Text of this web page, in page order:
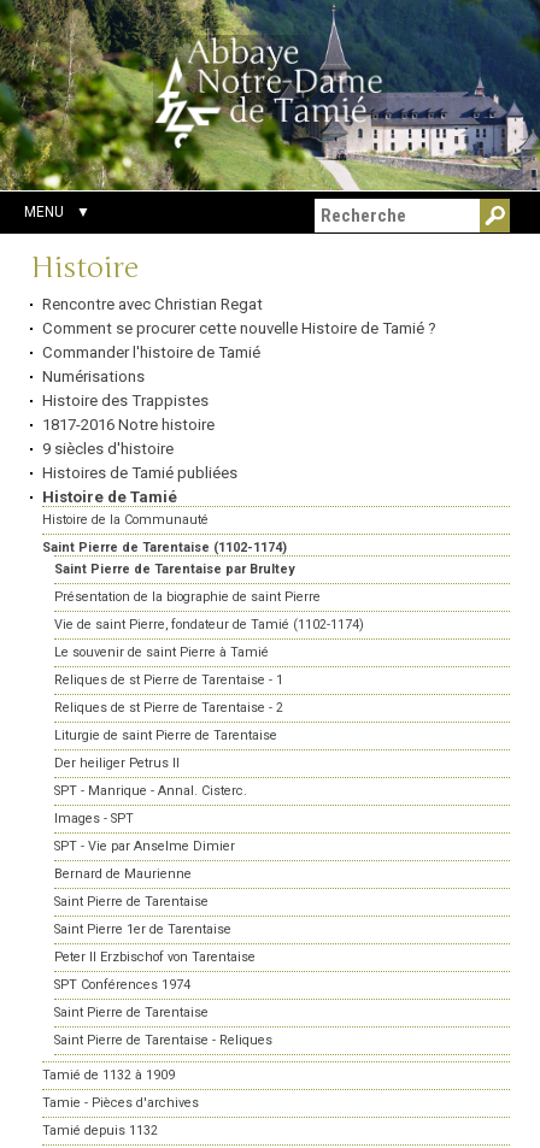
Aller
au
contenu.
|
Aller
à
la
navigation
Outils
personnels
Chercher par
Recherche
avancée…
MENU
Navigation
Histoire
Rencontre avec Christian Regat
Comment se procurer cette nouvelle Histoire de Tamié ?
Commander l'histoire de Tamié
Numérisations
Histoire des Trappistes
1817-2016 Notre histoire
9 siècles d'histoire
Histoires de Tamié publiées
Histoire de Tamié
Histoire de la Communauté
Saint Pierre de Tarentaise (1102-1174)
Saint Pierre de Tarentaise par Brultey
Présentation de la biographie de saint Pierre
Vie de saint Pierre, fondateur de Tamié (1102-1174)
Le souvenir de saint Pierre à Tamié
Reliques de st Pierre de Tarentaise - 1
Reliques de st Pierre de Tarentaise - 2
Liturgie de saint Pierre de Tarentaise
Der heiliger Petrus II
SPT - Manrique - Annal. Cisterc.
Images - SPT
SPT - Vie par Anselme Dimier
Bernard de Maurienne
Saint Pierre de Tarentaise
Saint Pierre 1er de Tarentaise
Peter II Erzbischof von Tarentaise
SPT Conférences 1974
Saint Pierre de Tarentaise
Saint Pierre de Tarentaise - Reliques
Tamié de 1132 à 1909
Tamie - Pièces d'archives
Tamié depuis 1132